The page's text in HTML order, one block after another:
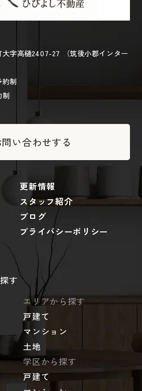
字高樋2407-27 （筑後小郡インター
制
問い合わせする
更新情報
スタッフ紹介
ブログ
プライバシーポリシー
す
エリアから探す
戸建て
マンション
土地
学区から探す
戸建て